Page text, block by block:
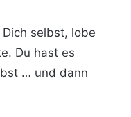
selbst, lobe
Du hast es
… und dann